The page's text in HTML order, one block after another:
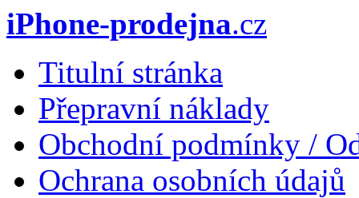
iPhone-prodejna.cz
Titulní stránka
Přepravní náklady
Obchodní podmínky /
Ochrana osobních údajů